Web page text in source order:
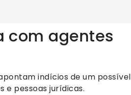
com agentes
indícios de um possível
e pessoas jurídicas.